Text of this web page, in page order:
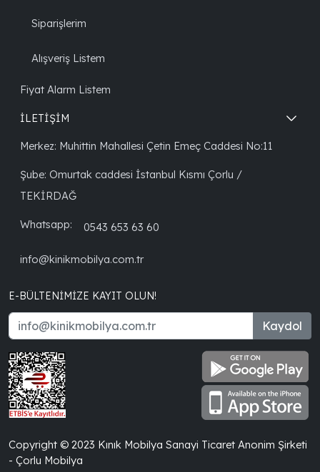
Siparişlerim
Alışveriş Listem
Fiyat Alarm Listem
İLETİŞİM
Merkez: Muhittin Mahallesi Çetin Emeç Caddesi No:11
Şube: Omurtak caddesi İstanbul Kısmı Çorlu /
TEKİRDAĞ
Whatsapp: 0543 653 63 60
info@kinikmobilya.com.tr
E-BÜLTENIMIZE KAYIT OLUN!
Kaydol
Copyright © 2023 Kınık Mobilya Sanayi Ticaret Anonim Şirketi
- Çorlu Mobilya